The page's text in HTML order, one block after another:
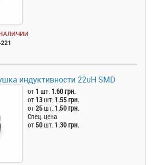
индуктивности 22uH SMD
от 1 шт. 1.60 грн.
от 13шт. 1.55 грн.
от25шт. 1.50 грн.
Спец. цена
от 50шт. 1.30 грн.